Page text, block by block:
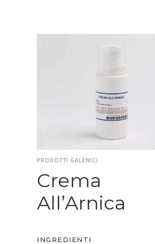
PRODOTTI GALENICI
Crema
All’Arnica
INGREDIENTI